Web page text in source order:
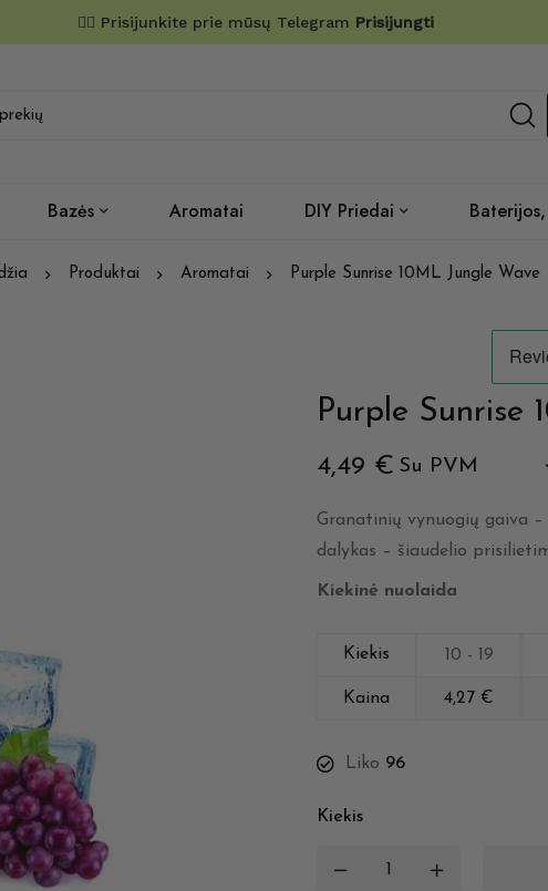
✌🏼 Prisijunkite prie mūsų Telegram Prisijungti
Bazės Aromatai DIY Priedai
Produktai Aromatai Purple Sunrise 10ML Jungle Wave
Purple Sunrise
4,49 € Su PVM
Granatinių vynuogių gaiva
dalykas – šiaudelio
Kiekinė nuolaida
Kiekis 10 - 19
Kaina 4,27 €
Liko 96
Kiekis